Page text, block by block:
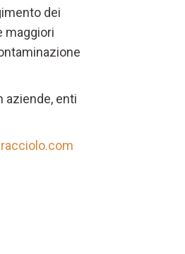
dei
maggiori
aziende, enti